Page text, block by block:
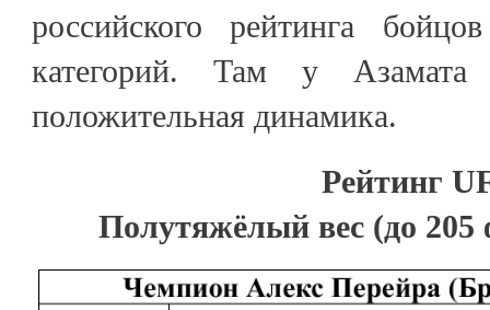
российского рейтинга
категорий. Там у
положительная динамика.
Рейтинг
Полутяжёлый вес (до 205